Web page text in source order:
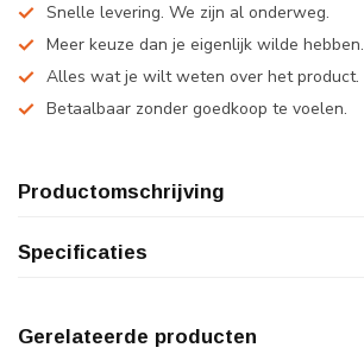
Snelle levering. We zijn al onderweg.
Meer keuze dan je eigenlijk wilde hebben.
Alles wat je wilt weten over het product.
Betaalbaar zonder goedkoop te voelen.
Productomschrijving
Specificaties
Gerelateerde producten